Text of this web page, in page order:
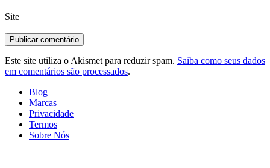
Site
Este site utiliza o Akismet para reduzir spam. Saiba como seus dados
em comentários são processados.
Blog
Marcas
Privacidade
Termos
Sobre Nós